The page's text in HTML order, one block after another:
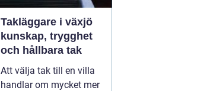
Takläggare i växjö
kunskap, trygghet
och hållbara tak
Att välja tak till en villa
handlar om mycket mer